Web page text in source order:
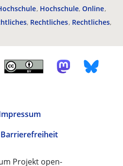
Hochschule Online
Rechtliches Rechtliches
Barrierefreiheit
Projekt open-